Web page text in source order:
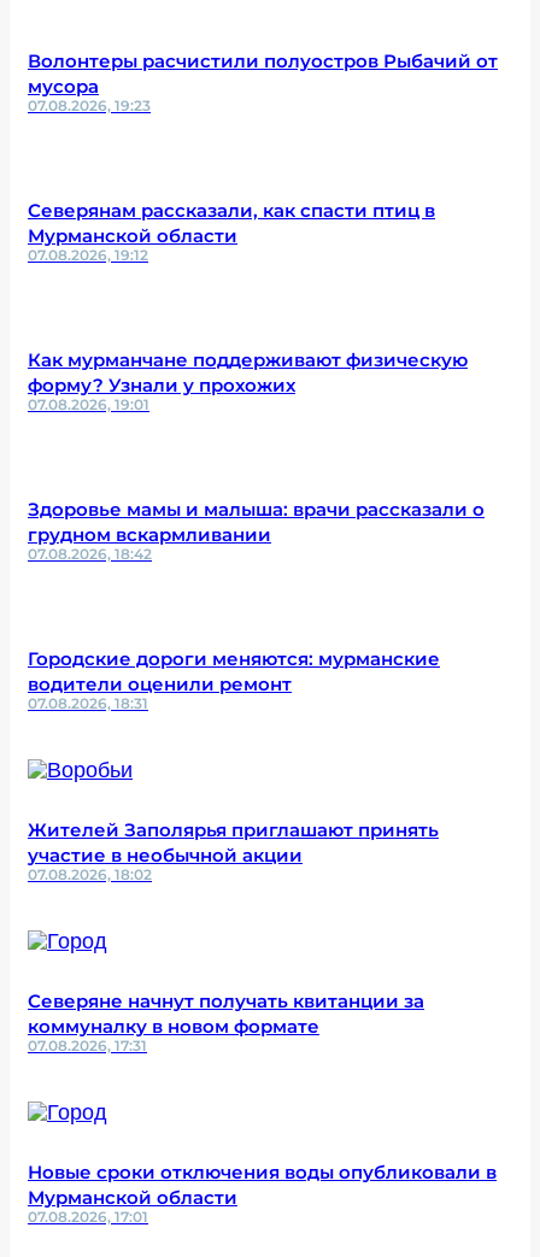
Волонтеры расчистили полуостров Рыбачий от
мусора
07.08.2026, 19:23
Северянам рассказали, как спасти птиц в
Мурманской области
07.08.2026, 19:12
Как мурманчане поддерживают физическую
форму? Узнали у прохожих
07.08.2026, 19:01
Здоровье мамы и малыша: врачи рассказали о
грудном вскармливании
07.08.2026, 18:42
Городские дороги меняются: мурманские
водители оценили ремонт
07.08.2026, 18:31
Жителей Заполярья приглашают принять
участие в необычной акции
07.08.2026, 18:02
Северяне начнут получать квитанции за
коммуналку в новом формате
07.08.2026, 17:31
Новые сроки отключения воды опубликовали в
Мурманской области
07.08.2026, 17:01